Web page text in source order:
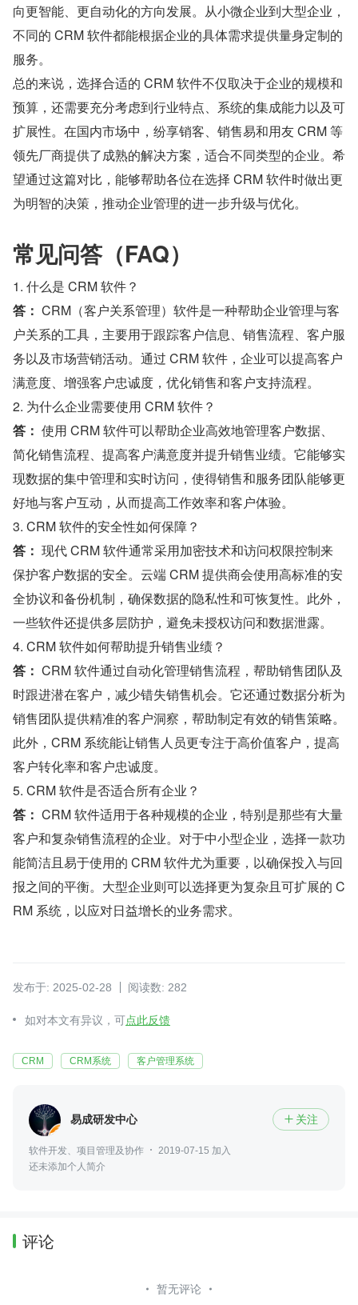
向更智能、更自动化的方向发展。从小微企业到大型企业，
不同的 CRM 软件都能根据企业的具体需求提供量身定制的
服务。
总的来说，选择合适的 CRM 软件不仅取决于企业的规模和
预算，还需要充分考虑到行业特点、系统的集成能力以及可
扩展性。在国内市场中，纷享销客、销售易和用友 CRM 等
领先厂商提供了成熟的解决方案，适合不同类型的企业。希
望通过这篇对比，能够帮助各位在选择 CRM 软件时做出更
为明智的决策，推动企业管理的进一步升级与优化。
常见问答（FAQ）
1. 什么是 CRM 软件？
答： CRM（客户关系管理）软件是一种帮助企业管理与客
户关系的工具，主要用于跟踪客户信息、销售流程、客户服
务以及市场营销活动。通过 CRM 软件，企业可以提高客户
满意度、增强客户忠诚度，优化销售和客户支持流程。
2. 为什么企业需要使用 CRM 软件？
答： 使用 CRM 软件可以帮助企业高效地管理客户数据、
简化销售流程、提高客户满意度并提升销售业绩。它能够实
现数据的集中管理和实时访问，使得销售和服务团队能够更
好地与客户互动，从而提高工作效率和客户体验。
3. CRM 软件的安全性如何保障？
答： 现代 CRM 软件通常采用加密技术和访问权限控制来
保护客户数据的安全。云端 CRM 提供商会使用高标准的安
全协议和备份机制，确保数据的隐私性和可恢复性。此外，
一些软件还提供多层防护，避免未授权访问和数据泄露。
4. CRM 软件如何帮助提升销售业绩？
答： CRM 软件通过自动化管理销售流程，帮助销售团队及
时跟进潜在客户，减少错失销售机会。它还通过数据分析为
销售团队提供精准的客户洞察，帮助制定有效的销售策略。
此外，CRM 系统能让销售人员更专注于高价值客户，提高
客户转化率和客户忠诚度。
5. CRM 软件是否适合所有企业？
答： CRM 软件适用于各种规模的企业，特别是那些有大量
客户和复杂销售流程的企业。对于中小型企业，选择一款功
能简洁且易于使用的 CRM 软件尤为重要，以确保投入与回
报之间的平衡。大型企业则可以选择更为复杂且可扩展的 C
RM 系统，以应对日益增长的业务需求。
发布于: 2025-02-28 阅读数: 282
如对本文有异议，可点此反馈
CRM CRM系统 客户管理系统
易成研发中心  关注
软件开发、项目管理及协作
2019-07-15 加入
还未添加个人简介
评论
暂无评论